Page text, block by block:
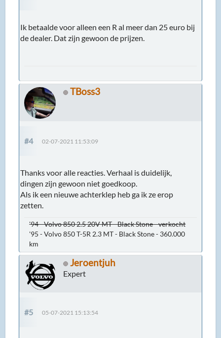
Ik betaalde voor alleen een R al meer dan 25 euro bij
de dealer. Dat zijn gewoon de prijzen.
TBoss3
#4 02-07-2021 11:53:09
Thanks voor alle reacties. Verhaal is duidelijk,
dingen zijn gewoon niet goedkoop.
Als ik een nieuwe achterklep heb ga ik ze erop
zetten.
'94 - Volvo 850 2.5 20V MT - Black Stone - verkocht
'95 - Volvo 850 T-5R 2.3 MT - Black Stone - 360.000
km
Jeroentjuh
Expert
#5 05-07-2021 15:13:54